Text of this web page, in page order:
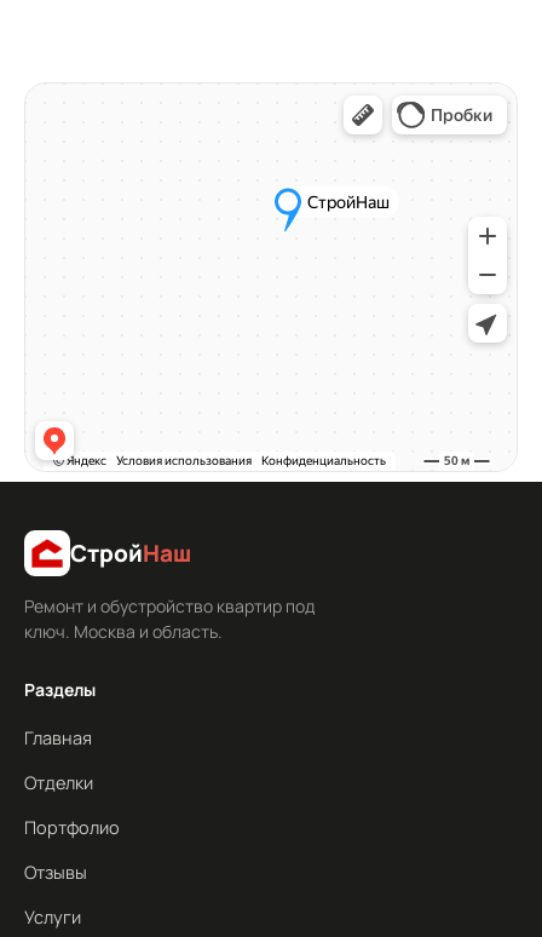
СтройНаш
Ремонт и обустройство квартир под
ключ. Москва и область.
Разделы
Главная
Отделки
Портфолио
Отзывы
Услуги